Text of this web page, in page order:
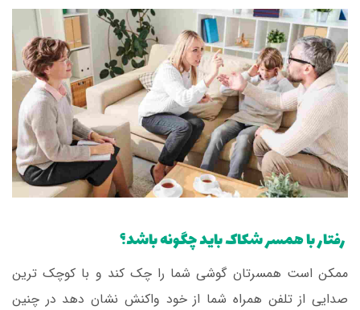
رفتار با همسر شکاک باید چگونه باشد؟
ممکن است همسرتان گوشی شما را چک کند و با کوچک ترین
صدایی از تلفن همراه شما از خود واکنش نشان دهد در چنین